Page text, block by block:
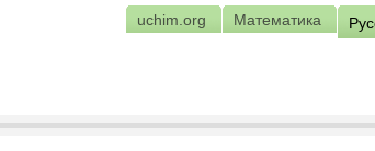
uchim.org Математика